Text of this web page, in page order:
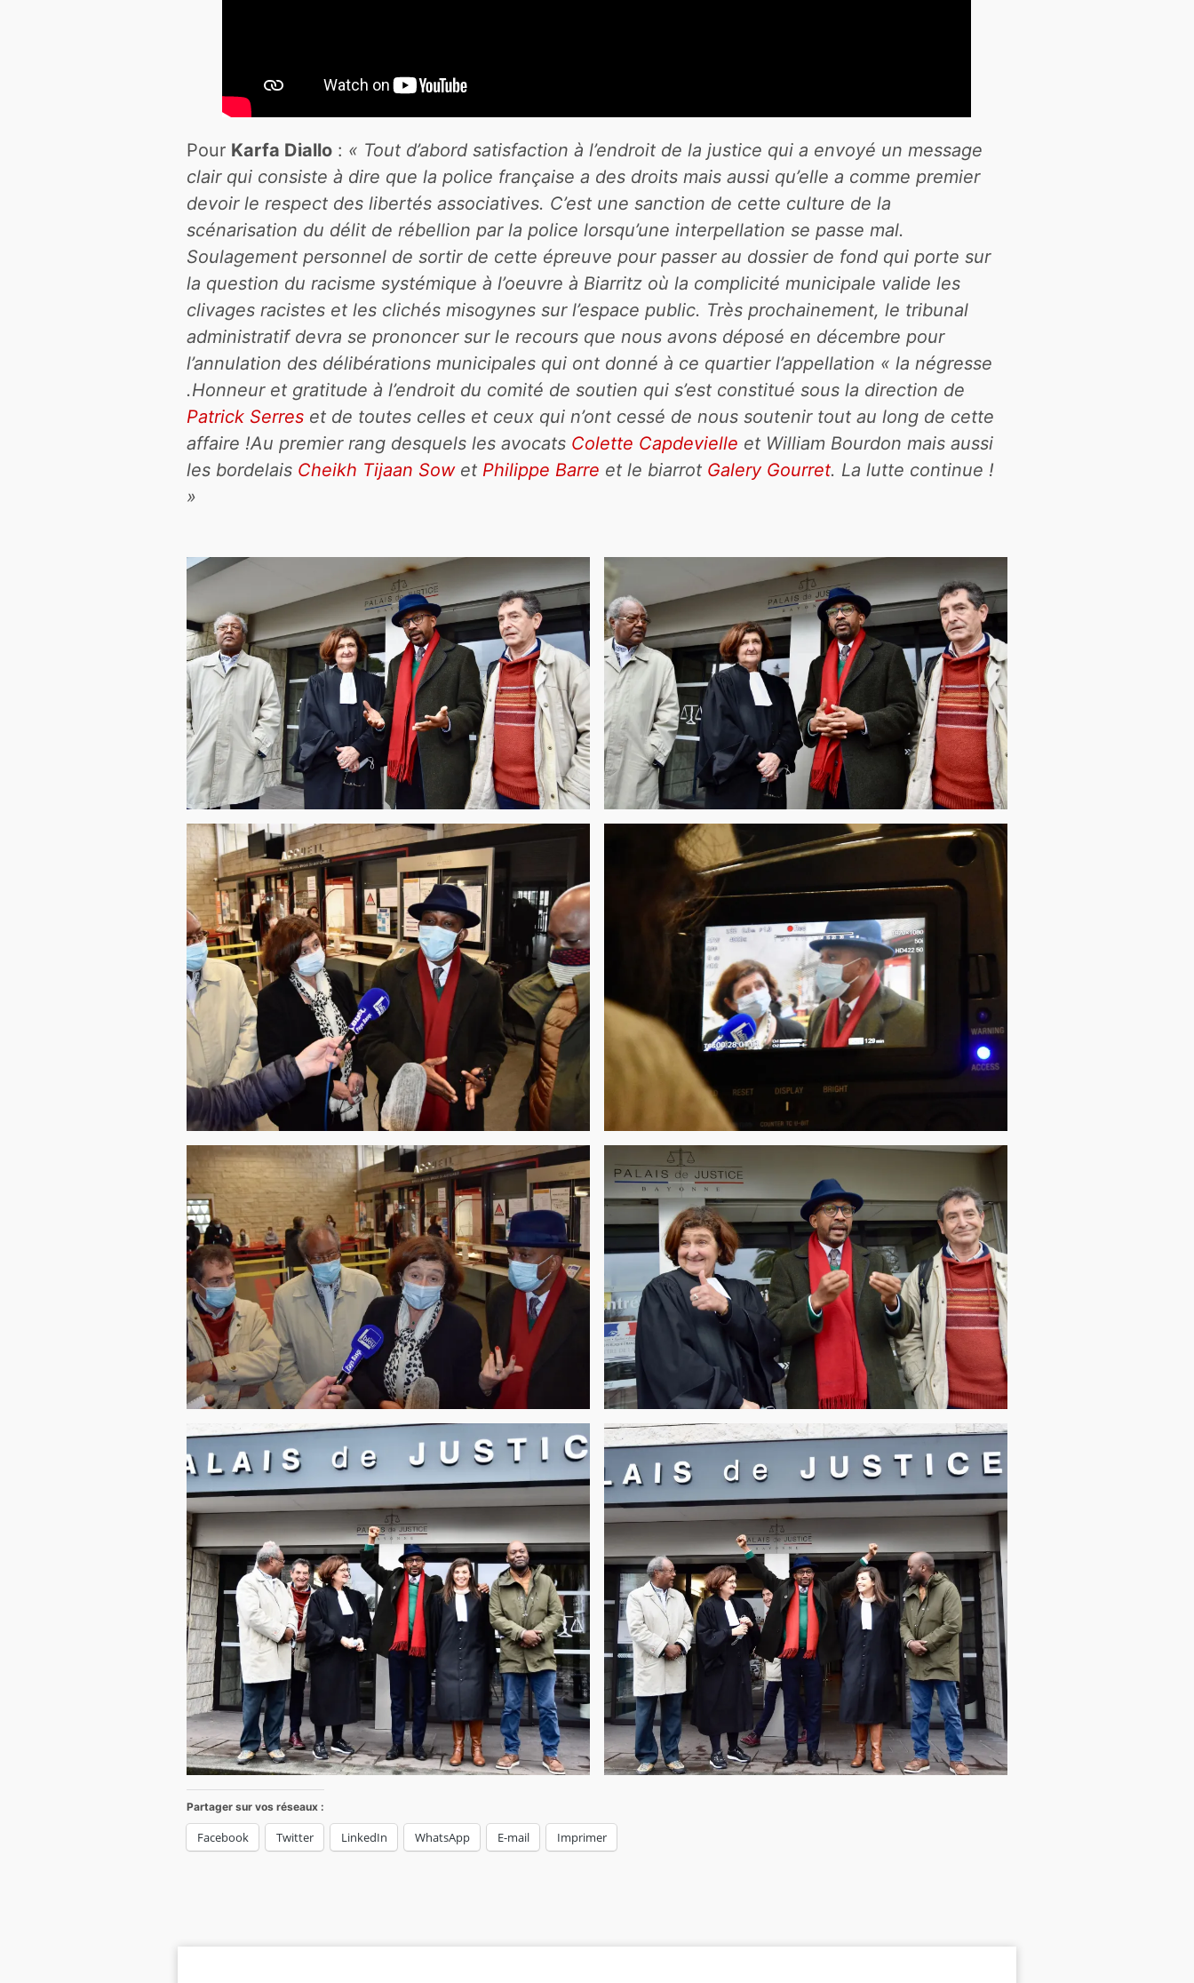
Pour Karfa Diallo : « Tout d’abord satisfaction à l’endroit de la justice qui a envoyé un message
clair qui consiste à dire que la police française a des droits mais aussi qu’elle a comme premier
devoir le respect des libertés associatives. C’est une sanction de cette culture de la
scénarisation du délit de rébellion par la police lorsqu’une interpellation se passe mal.
Soulagement personnel de sortir de cette épreuve pour passer au dossier de fond qui porte sur
la question du racisme systémique à l’oeuvre à Biarritz où la complicité municipale valide les
clivages racistes et les clichés misogynes sur l’espace public. Très prochainement, le tribunal
administratif devra se prononcer sur le recours que nous avons déposé en décembre pour
l’annulation des délibérations municipales qui ont donné à ce quartier l’appellation « la négresse
.Honneur et gratitude à l’endroit du comité de soutien qui s’est constitué sous la direction de
Patrick Serres et de toutes celles et ceux qui n’ont cessé de nous soutenir tout au long de cette
affaire !Au premier rang desquels les avocats Colette Capdevielle et William Bourdon mais aussi
les bordelais Cheikh Tijaan Sowet Philippe Barre et le biarrot Galery Gourret. La lutte continue !
»
Partager sur vos réseaux :
Facebook Twitter LinkedIn WhatsApp E-mail Imprimer